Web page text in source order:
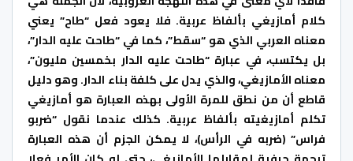
كلام أمازيغي بألفاظ عربية. فلا يعود فعل “طاح” يعني
معناه العربي الذي هو “سقط”، كما في “طاحت عليه الدار”،
بل يكتسب، في عبارة “طاحت عليه الدار بخمسين مليون”،
معناه الأمازيغي، والذي يدل على كلفة بناء الدار. وهو دليل
قاطع أن من نطق للمرة الأولى بهذه العبارة هو أمازيغي
تكلم أمازيغيته بألفاظ عربية. كذلك عندما نقول “ضربو
فراس” (ضربه في الرأس)، لا يمكن الجزم أن هذه العبارة